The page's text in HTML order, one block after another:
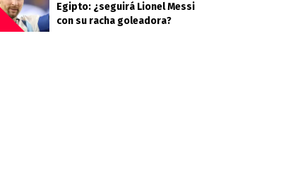
Egipto: ¿seguirá Lionel Messi
con su racha goleadora?